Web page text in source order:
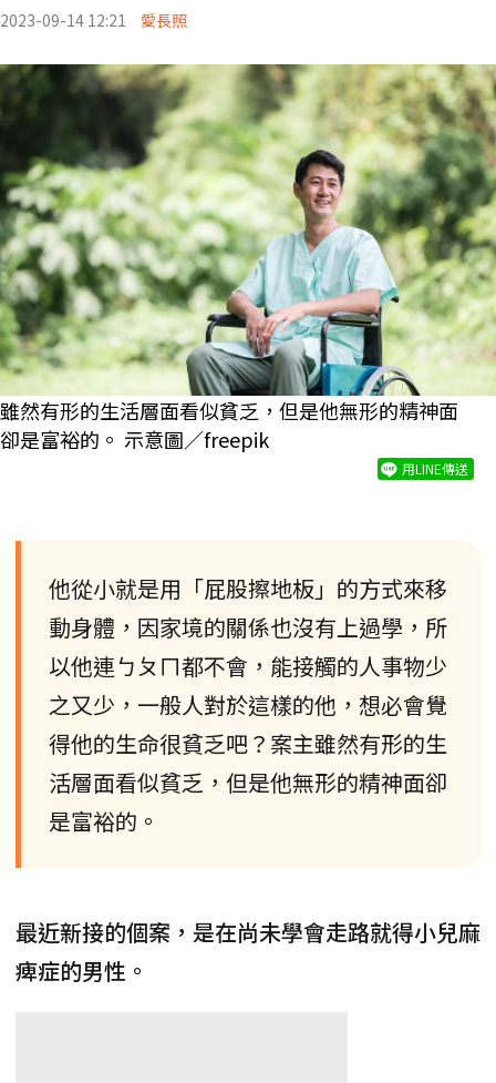
2023-09-14 12:21 愛長照
雖然有形的生活層面看似貧乏，但是他無形的精神面
卻是富裕的。 示意圖／freepik
用LINE傳送
他從小就是用「屁股擦地板」的方式來移
動身體，因家境的關係也沒有上過學，所
以他連ㄅㄆㄇ都不會，能接觸的人事物少
之又少，一般人對於這樣的他，想必會覺
得他的生命很貧乏吧？案主雖然有形的生
活層面看似貧乏，但是他無形的精神面卻
是富裕的。
最近新接的個案，是在尚未學會走路就得小兒麻
痺症的男性。